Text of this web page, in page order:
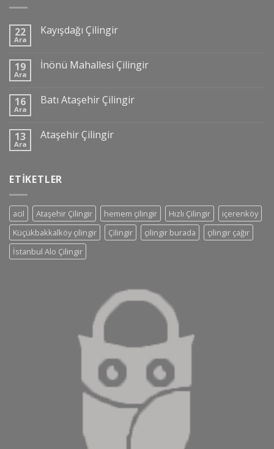
22
Ara
Kayışdağı Çilingir
19
Ara
İnönü Mahallesi Çilingir
16
Ara
Batı Ataşehir Çilingir
13
Ara
Ataşehir Çilingir
ETIKETLER
acil Ataşehir Çilingir hemem çilingir Hızlı Çilingir
içerenköy
Küçükbakkalköy çilingir
Çilingir çilingir burada
çilingir çağır
İstanbul Alo Çilingir